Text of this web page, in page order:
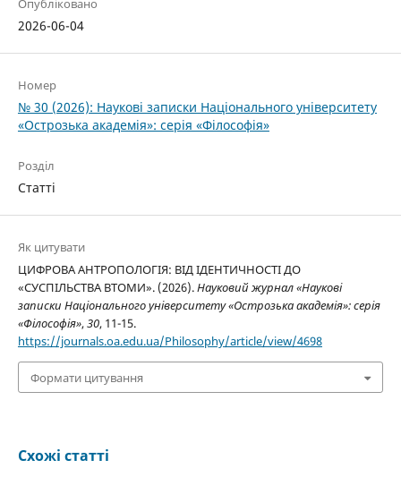
Опубліковано
2026-06-04
Номер
№ 30 (2026): Наукові записки Національного університету
«Острозька академія»: серія «Філософія»
Розділ
Статті
Як цитувати
ЦИФРОВА АНТРОПОЛОГІЯ: ВІД ІДЕНТИЧНОСТІ ДО
«СУСПІЛЬСТВА ВТОМИ». (2026).Науковий журнал «Наукові
записки Національного університету «Острозька академія»: серія
«Філософія»,30, 11-15.
https://journals.oa.edu.ua/Philosophy/article/view/4698
Формати цитування
Схожі статті